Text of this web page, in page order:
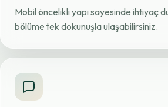
Mobil öncelikli yapı sayesinde ihtiyaç
bölüme tek dokunuşla ulaşabilirsiniz.